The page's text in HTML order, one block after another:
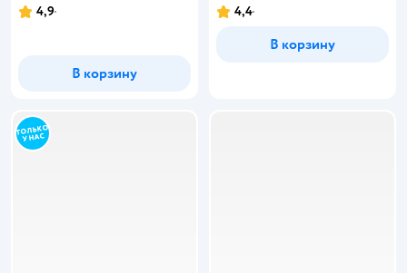
Рейтинг:
4,9
В корзину
Рейтинг:
4,4
В корзину